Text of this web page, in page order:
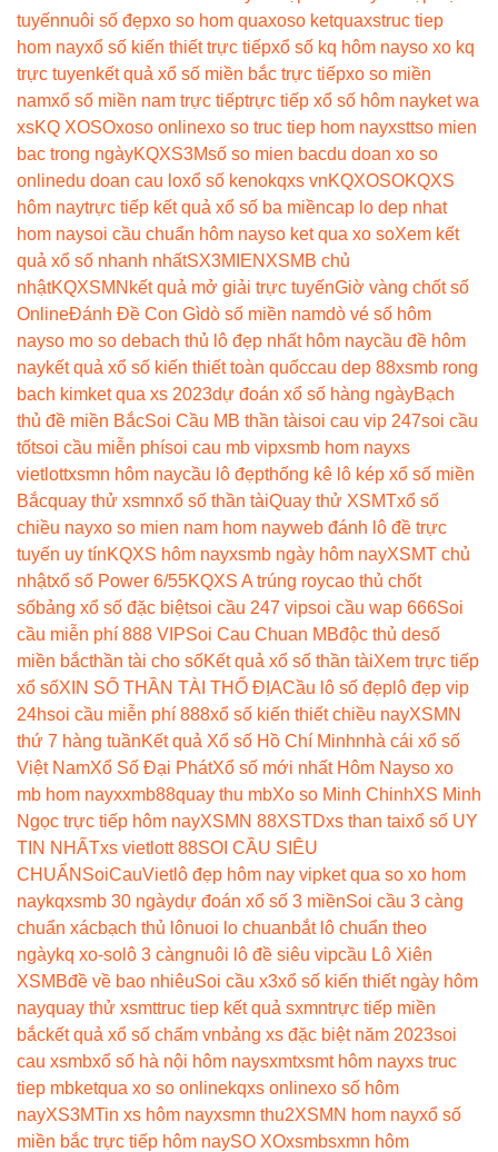
tuyếnnuôi số đẹpxo so hom quaxoso ketquaxstruc tiep
hom nayxổ số kiến thiết trực tiếpxổ số kq hôm nayso xo kq
trực tuyenkết quả xổ số miền bắc trực tiếpxo so miền
namxổ số miền nam trực tiếptrực tiếp xổ số hôm nayket wa
xsKQ XOSOxoso onlinexo so truc tiep hom nayxsttso mien
bac trong ngàyKQXS3Msố so mien bacdu doan xo so
onlinedu doan cau loxổ số kenokqxs vnKQXOSOKQXS
hôm naytrực tiếp kết quả xổ số ba miềncap lo dep nhat
hom naysoi cầu chuẩn hôm nayso ket qua xo soXem kết
quả xổ số nhanh nhấtSX3MIEN XSMB chủ
nhậtKQXSMN kết quả mở giải trực tuyếnGiờ vàng chốt số
OnlineĐánh Đề Con Gìdò số miền namdò vé số hôm
nayso mo so debach thủ lô đẹp nhất hôm naycầu đề hôm
naykết quả xổ số kiến thiết toàn quốccau dep 88xsmb rong
bach kimket qua xs 2023dự đoán xổ số hàng ngàyBạch
thủ đề miền BắcSoi Cầu MB thần tàisoi cau vip 247soi cầu
tốtsoi cầu miễn phísoi cau mb vipxsmb hom nayxs
vietlottxsmn hôm naycầu lô đẹpthống kê lô kép xổ số miền
Bắcquay thử xsmnxổ số thần tàiQuay thử XSMTxổ số
chiều nayxo so mien nam hom nayweb đánh lô đề trực
tuyến uy tínKQXS hôm nayxsmb ngày hôm nayXSMT chủ
nhậtxổ số Power 6/55KQXS A trúng roycao thủ chốt
sốbảng xổ số đặc biệtsoi cầu 247 vipsoi cầu wap 666Soi
cầu miễn phí 888 VIPSoi Cau Chuan MBđộc thủ desố
miền bắcthần tài cho sốKết quả xổ số thần tàiXem trực tiếp
xổ sốXIN SỐ THẦN TÀI THỔ ĐỊACầu lô số đẹp lô đẹp vip
24hsoi cầu miễn phí 888xổ số kiến thiết chiều nayXSMN
thứ 7 hàng tuầnKết quả Xổ số Hồ Chí Minhnhà cái xổ số
Việt NamXổ Số Đại PhátXổ số mới nhất Hôm Nayso xo
mb hom nayxxmb88quay thu mbXo so Minh ChinhXS Minh
Ngọc trực tiếp hôm nayXSMN 88XSTDxs than taixổ số UY
TIN NHẤTxs vietlott 88SOI CẦU SIÊU
CHUẨN SoiCauVietlô đẹp hôm nay vipket qua so xo hom
naykqxsmb 30 ngàydự đoán xổ số 3 miềnSoi cầu 3 càng
chuẩn xácbạch thủ lônuoi lo chuanbắt lô chuẩn theo
ngàykq xo-so lô 3 càngnuôi lô đề siêu vipcầu Lô Xiên
XSMBđề về bao nhiêuSoi cầu x3xổ số kiến thiết ngày hôm
nayquay thử xsmttruc tiep kết quả sxmntrực tiếp miền
bắckết quả xổ số chấm vnbảng xs đặc biệt năm 2023soi
cau xsmbxổ số hà nội hôm naysxmtxsmt hôm nayxs truc
tiep mbketqua xo so onlinekqxs onlinexo số hôm
nayXS3MTin xs hôm nayxsmn thu2XSMN hom nayxổ số
miền bắc trực tiếp hôm naySO XOxsmbsxmn hôm